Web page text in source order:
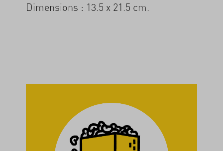
Dimensions : 13.5 x 21.5 cm.